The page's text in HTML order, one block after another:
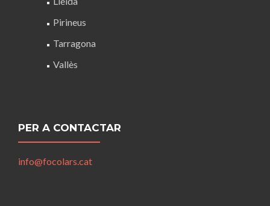
Pirineus
Tarragona
Vallès
PER A CONTACTAR
info@focolars.cat